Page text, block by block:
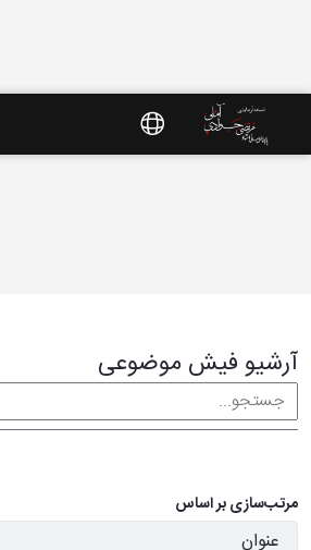
آرشیو فیش موضوعی
مرتب‌سازی بر اساس